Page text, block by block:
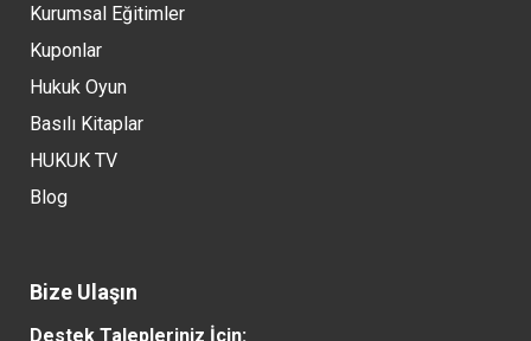
Kurumsal Eğitimler
Kuponlar
Hukuk Oyun
Basılı Kitaplar
HUKUK TV
Blog
Bize Ulaşın
Destek Talepleriniz İçin: